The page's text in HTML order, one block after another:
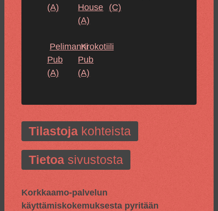
(A)
House
(A)
(C)
Pelimanni
Pub
(A)
Krokotiili
Pub
(A)
Tilastojakohteista
Tietoasivustosta
Korkkaamo-palvelun
käyttämiskokemuksesta pyritään